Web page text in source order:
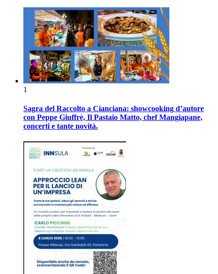
1
Sagra del Raccolto a Cianciana: showcooking d’autore
con Peppe Giuffrè, Il Pastaio Matto, chef Mangiapane,
concerti e tante novità.